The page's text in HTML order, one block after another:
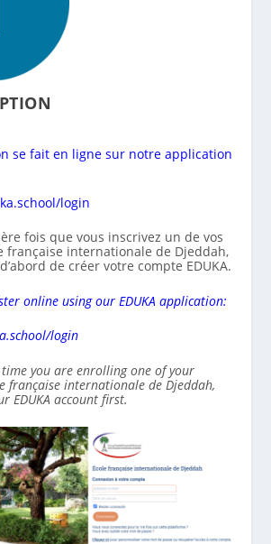
se fait en ligne sur notre application
login
fois que vous inscrivez un de vos
française internationale de Djeddah,
de créer votre compte EDUKA.
online using our EDUKA application:
login
you are enrolling one of your
française internationale de Djeddah,
EDUKA account first.